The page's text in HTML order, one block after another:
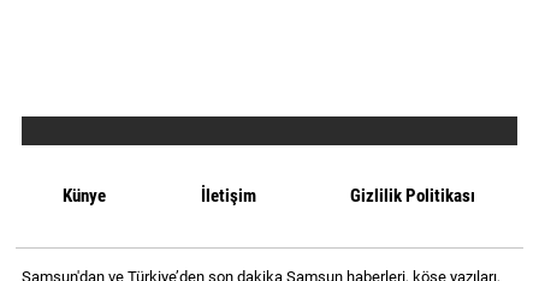
Künye İletişim Gizlilik Politikası
Samsun'dan ve Türkiye’den son dakika Samsun haberleri, köşe yazıları,